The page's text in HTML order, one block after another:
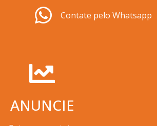
Contate pelo Whatsapp
ANUNCIE